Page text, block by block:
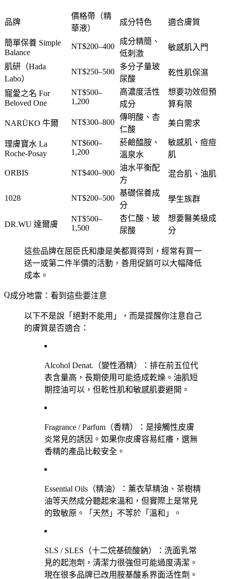
品牌
價格帶（精
華液）
成分特色 適合膚質
簡單保養 Simple
Balance
NT$200–400
成分精簡、
低刺激
敏感肌入門
肌研（Hada
Labo）
NT$250–500
多分子量玻
尿酸
乾性肌保濕
寵愛之名 For
Beloved One
NT$500–
1,200
高濃度活性
成分
想要功效但預
算有限
NARÜKO 牛爾 NT$300–800
傳明酸、杏
仁酸
美白需求
理膚寶水 La
Roche-Posay
NT$600–
1,200
菸鹼醯胺、
溫泉水
敏感肌、痘痘
肌
ORBIS NT$400–900
油水平衡配
方
混合肌、油肌
1028 NT$200–500
基礎保養成
分
學生族群
DR.WU 達爾膚
NT$500–
1,500
杏仁酸、玻
尿酸
想要醫美級成
分
這些品牌在屈臣氏和康是美都買得到，經常有買一
送一或第二件半價的活動，善用促銷可以大幅降低
成本。
成分地雷：看到這些要注意
以下不是說「絕對不能用」，而是提醒你注意自己
的膚質是否適合：
Alcohol Denat. （變性酒精）：排在前五位代
表含量高，長期使用可能造成乾燥。油肌短
期控油可以，但乾性肌和敏感肌要避開。
Fragrance / Parfum （香精）：是接觸性皮膚
炎常見的誘因。如果你皮膚容易紅癢，選無
香精的產品比較安全。
Essential Oils （精油）：薰衣草精油、茶樹精
油等天然成分聽起來溫和，但實際上是常見
的致敏原。「天然」不等於「溫和」。
SLS / SLES （十二烷基硫酸鈉）：洗面乳常
見的起泡劑，清潔力很強但可能過度清潔。
現在很多品牌已改用胺基酸系界面活性劑。